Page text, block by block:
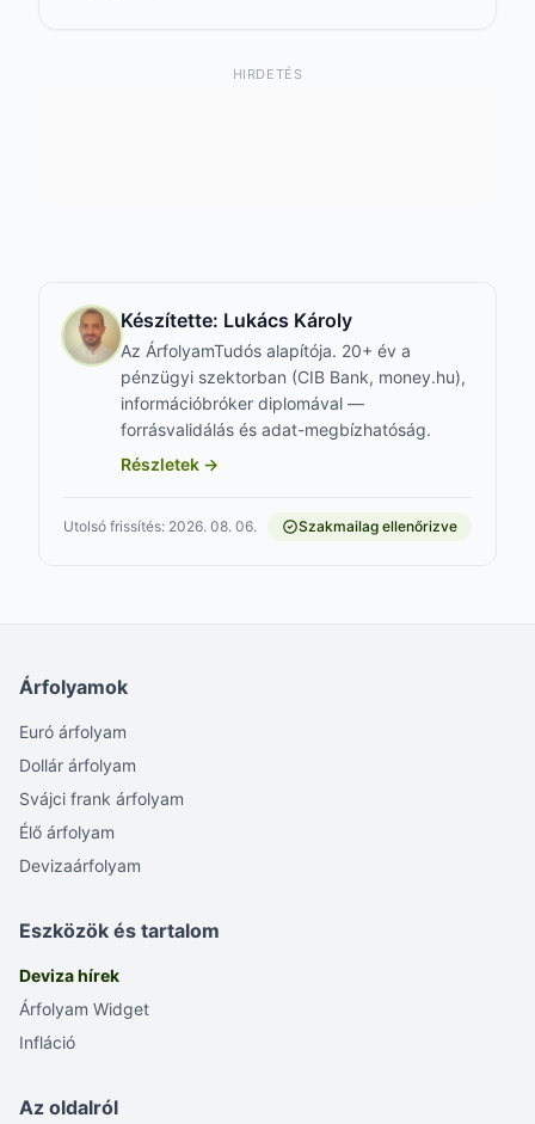
HIRDETÉS
Készítette: Lukács Károly
Az ÁrfolyamTudós alapítója. 20+ év a
pénzügyi szektorban (CIB Bank, money.hu),
információbróker diplomával —
forrásvalidálás és adat-megbízhatóság.
Részletek →
Utolsó frissítés: 2026. 08. 06. Szakmailag ellenőrizve
Árfolyamok
Euró árfolyam
Dollár árfolyam
Svájci frank árfolyam
Élő árfolyam
Devizaárfolyam
Eszközök és tartalom
Deviza hírek
Árfolyam Widget
Infláció
Az oldalról